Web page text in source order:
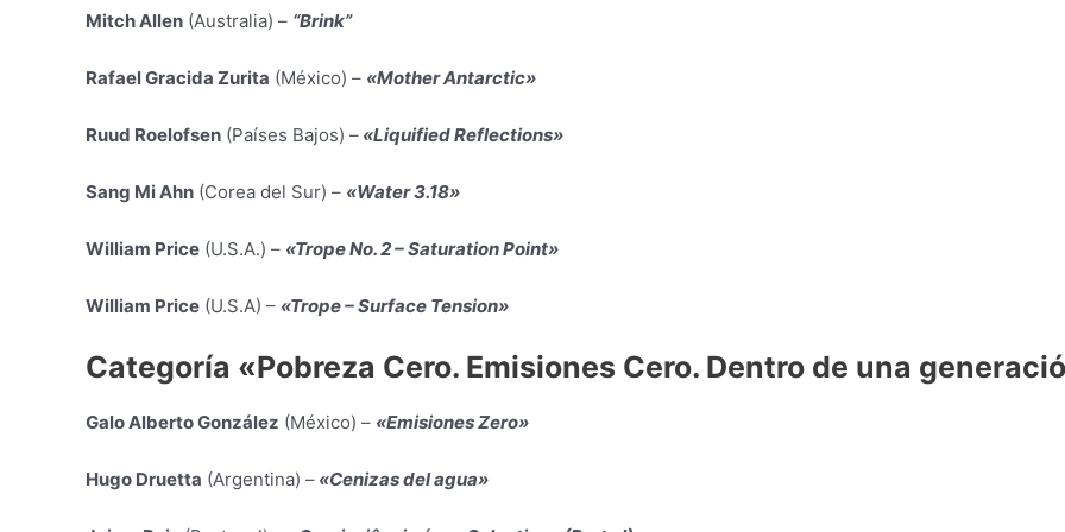
Mitch Allen (Australia) – “Brink”
Rafael Gracida Zurita (México) – «Mother Antarctic»
Ruud Roelofsen (Países Bajos) – «Liquified Reflections»
Sang Mi Ahn (Corea del Sur) – «Water 3.18»
William Price (U.S.A.) – «Trope No. 2 – Saturation Point»
William Price (U.S.A) – «Trope – Surface Tension»
Categoría «Pobreza Cero. Emisiones Cero. Dentro de una
Galo Alberto González (México) – «Emisiones Zero»
Hugo Druetta (Argentina) – «Cenizas del agua»